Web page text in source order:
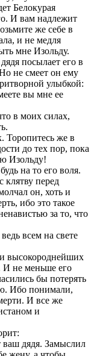
Белокурая
И вам надлежит
же себе в
и не медля
мне Изольду.
посылает его в
не смеет он ему
улыбкой:
вы мне ее
в моих силах,
Торопитесь же в
до тех пор, пока
Изольду!
на то его воля.
клятву перед
он, хоть и
ибо это такое
за то, что
всем на свете
высокороднейших
И не меньше его
бы потерять
Ибо понимали,
И все же
и
ваш дядя. Замыслил